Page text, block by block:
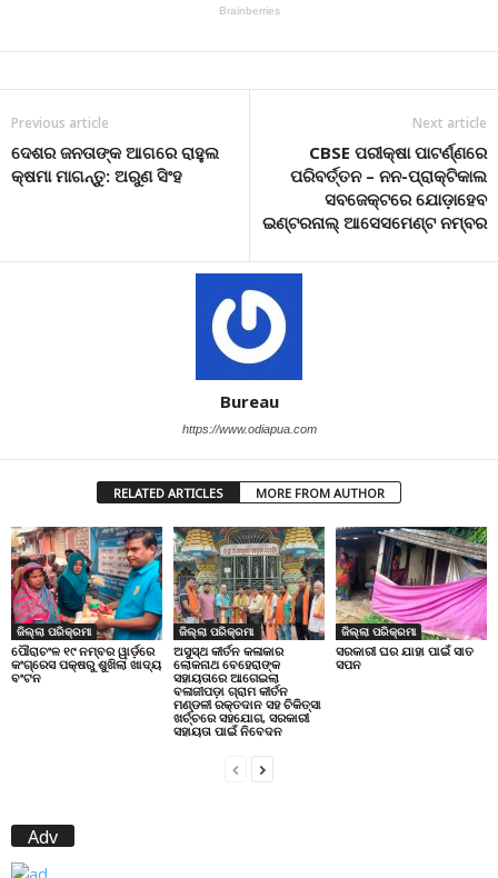
Previous article
ଦେଶର ଜନତାଙ୍କ ଆଗରେ ରାହୁଲ
କ୍ଷମା ମାଗନ୍ତୁ: ଅରୁଣ ସିଂହ
Next article
CBSE ପରୀକ୍ଷା ପାଟର୍ଣ୍ଣରେ
ପରିବର୍ତ୍ତନ – ନନ-ପ୍ରାକ୍ଟିକାଲ
ସବଜେକ୍ଟରେ ଯୋଡ଼ାହେବ
ଇଣ୍ଟରନାଲ୍ ଆସେସମେଣ୍ଟ ନମ୍ବର
Bureau
https://www.odiapua.com
RELATED ARTICLES MORE FROM AUTHOR
ଜିଲ୍ଲା ପରିକ୍ରମା
ପୌରାଚଂଳ ୧୯ ନମ୍ବର ୱାର୍ଡ଼ରେ
କଂଗ୍ରେସ ପକ୍ଷରୁ ଶୁଖିଲା ଖାଦ୍ୟ
ବଂଟନ
ଜିଲ୍ଲା ପରିକ୍ରମା
ଅସୁସ୍ଥ କୀର୍ତନ କଳାକାର
ଲୋକନାଥ ବେହେରାଙ୍କ
ସହାୟତାରେ ଆଗେଇଲା
ବଳାଜୀପଡ଼ା ଗ୍ରାମ କୀର୍ତନ
ମଣ୍ଡଳୀ ରକ୍ତଦାନ ସହ ଚିକିତ୍ସା
ଖର୍ଚ୍ଚରେ ସହଯୋଗ, ସରକାରୀ
ସହାୟତା ପାଇଁ ନିବେଦନ
ଜିଲ୍ଲା ପରିକ୍ରମା
ସରକାରୀ ଘର ଯାହା ପାଇଁ ସାତ
ସପନ
Adv